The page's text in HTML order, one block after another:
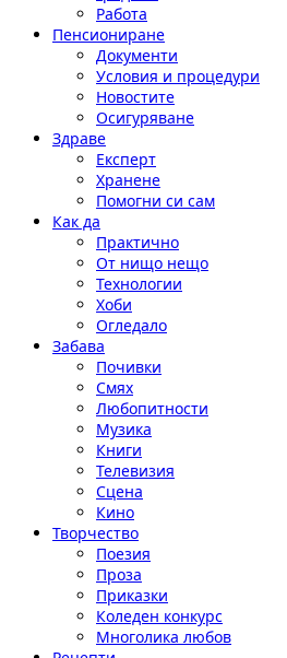
Работа
Пенсиониране
Документи
Условия и процедури
Новостите
Осигуряване
Здраве
Експерт
Хранене
Помогни си сам
Как да
Практично
От нищо нещо
Технологии
Хоби
Огледало
Забава
Почивки
Смях
Любопитности
Музика
Книги
Телевизия
Сцена
Кино
Творчество
Поезия
Проза
Приказки
Коледен конкурс
Многолика любов